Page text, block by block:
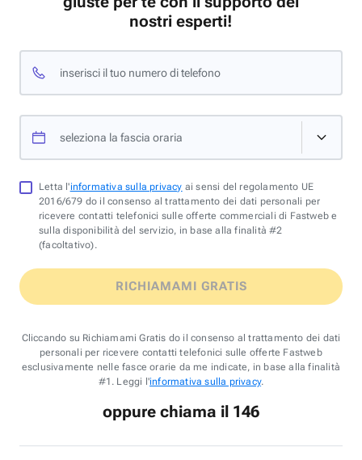
nostri esperti!
inserisci il tuo numero di telefono
seleziona la fascia oraria
Letta l'informativa sulla privacy ai sensi del regolamento UE
2016/679 do il consenso al trattamento dei dati personali per
ricevere contatti telefonici sulle offerte commerciali di Fastweb e
sulla disponibilità del servizio, in base alla finalità #2
(facoltativo).
RICHIAMAMI GRATIS
Cliccando su Richiamami Gratis do il consenso al trattamento dei dati
personali per ricevere contatti telefonici sulle offerte Fastweb
esclusivamente nelle fasce orarie da me indicate, in base alla finalità
#1. Leggi l'informativa sulla privacy.
oppure chiama il 146